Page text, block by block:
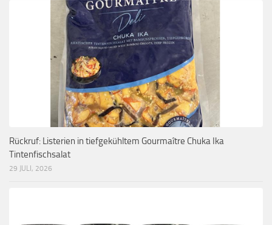
Rückruf: Listerien in tiefgekühltem Gourmaître Chuka Ika
Tintenfischsalat
29 JULI, 2026